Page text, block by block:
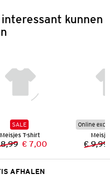
kunnen
SALE
Meisjes T-shirt
Vorige prijs:
Nieuwe prijs:
€ 7,00
Online
€ 9,99
AFHALEN